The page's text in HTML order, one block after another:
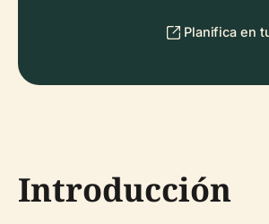
Planifica en
Introducción